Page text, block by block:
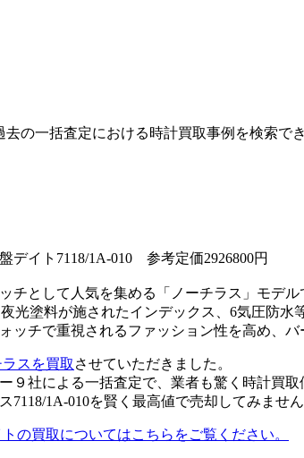
の一括査定における時計買取事例を検索でき
デイト7118/1A-010 参考定価2926800円
チとして人気を集める「ノーチラス」モデル
光塗料が施されたインデックス、6気圧防水
ッチで重視されるファッション性を高め、
スを買取 させていただきました。
９社による一括査定で、業者も驚く時計買取
7118/1A-010を賢く最高値で売却してみません
の買取についてはこちらをご覧ください。